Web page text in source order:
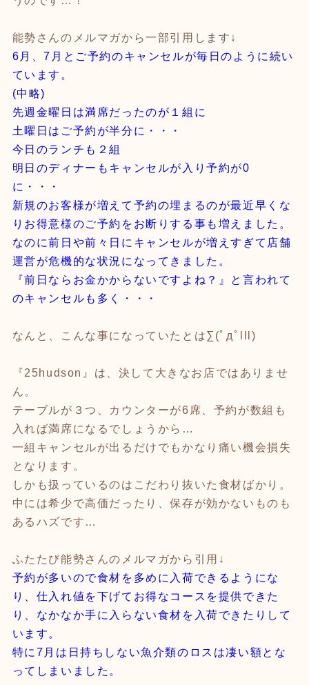
能勢さんのメルマガから一部引用します↓
6月、7月とご予約のキャンセルが毎日のように続い
ています。
(中略)
先週金曜日は満席だったのが１組に
土曜日はご予約が半分に・・・
今日のランチも２組
明日のディナーもキャンセルが入り予約が0
に・・・
新規のお客様が増えて予約の埋まるのが最近早くな
りお得意様のご予約をお断りする事も増えました。
なのに前日や前々日にキャンセルが増えすぎて店舗
運営が危機的な状況になってきました。
『前日ならお金かからないですよね？』と言われて
のキャンセルも多く・・・
なんと、こんな事になっていたとは∑(ﾟдﾟlll)
『25hudson』は、決して大きなお店ではありませ
ん。
テーブルが３つ、カウンターが6席、予約が数組も
入れば満席になるでしょうから…
一組キャンセルが出るだけでもかなり痛い機会損失
となります。
しかも扱っているのはこだわり抜いた食材ばかり。
中には希少で高価だったり、保存が効かないものも
あるハズです…
ふたたび能勢さんのメルマガから引用↓
予約が多いので食材を多めに入荷できるようにな
り、仕入れ値を下げてお得なコースを提供できた
り、なかなか手に入らない食材を入荷できたりして
います。
特に7月は日持ちしない魚介類のロスは凄い額とな
ってしまいました。